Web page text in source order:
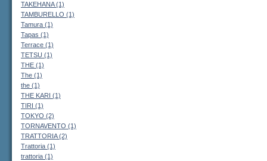
TAKEHANA (1)
TAMBURELLO (1)
Tamura (1)
Tapas (1)
Terrace (1)
TETSU (1)
THE (1)
The (1)
the (1)
THE KARI (1)
TIRI (1)
TOKYO (2)
TORNAVENTO (1)
TRATTORIA (2)
Trattoria (1)
trattoria (1)